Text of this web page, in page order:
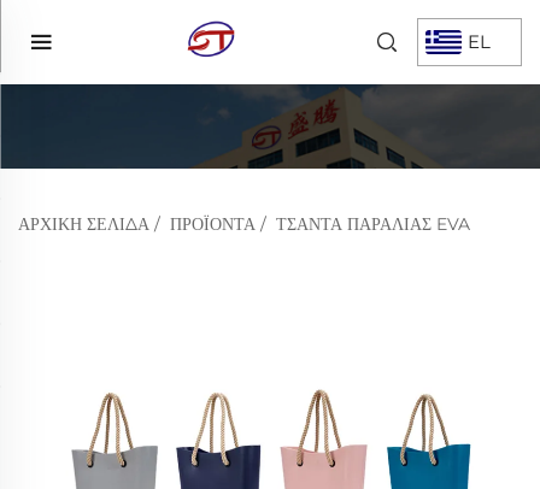
EL
ΑΡΧΙΚΉ ΣΕΛΊΔΑ / ΠΡΟΪΌΝΤΑ / ΤΣΆΝΤΑ ΠΑΡΑΛΊΑΣ EVA